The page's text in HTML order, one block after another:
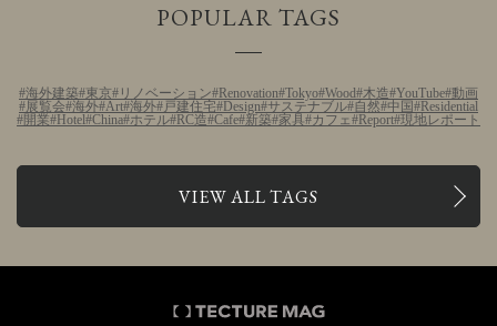
POPULAR TAGS
海外建築 東京 リノベーション Renovation Tokyo Wood 木造 YouTube 動画
展覧会 海外 Art 海外 戸建住宅 Design サステナブル 自然 中国 Residential
開業 Hotel China ホテル RC造 Cafe 新築 家具 カフェ Report 現地レポート
VIEW ALL TAGS